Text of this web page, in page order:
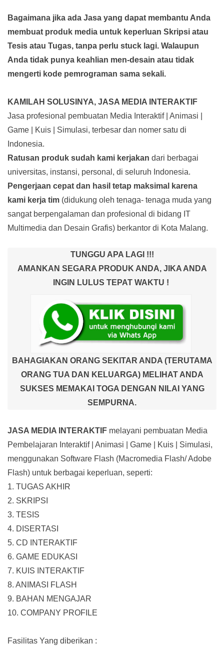
Bagaimana jika ada Jasa yang dapat membantu Anda
membuat produk media untuk keperluan Skripsi atau
Tesis atau Tugas, tanpa perlu stuck lagi. Walaupun
Anda tidak punya keahlian men-desain atau tidak
mengerti kode pemrograman sama sekali.
KAMILAH SOLUSINYA, JASA MEDIA INTERAKTIF
Jasa profesional pembuatan Media Interaktif | Animasi |
Game | Kuis | Simulasi, terbesar dan nomer satu di
Indonesia.
Ratusan produk sudah kami kerjakan dari berbagai
universitas, instansi, personal, di seluruh Indonesia.
Pengerjaan cepat dan hasil tetap maksimal karena
kami kerja tim (didukung oleh tenaga- tenaga muda yang
sangat berpengalaman dan profesional di bidang IT
Multimedia dan Desain Grafis) berkantor di Kota Malang.
TUNGGU APA LAGI !!!
AMANKAN SEGARA PRODUK ANDA, JIKA ANDA
INGIN LULUS TEPAT WAKTU !
BAHAGIAKAN ORANG SEKITAR ANDA (TERUTAMA
ORANG TUA DAN KELUARGA) MELIHAT ANDA
SUKSES MEMAKAI TOGA DENGAN NILAI YANG
SEMPURNA.
JASA MEDIA INTERAKTIF melayani pembuatan Media
Pembelajaran Interaktif| Animasi | Game | Kuis | Simulasi,
menggunakan Software Flash (Macromedia Flash/ Adobe
Flash) untuk berbagai keperluan, seperti:
1. TUGAS AKHIR
2. SKRIPSI
3. TESIS
4. DISERTASI
5. CD INTERAKTIF
6. GAME EDUKASI
7. KUIS INTERAKTIF
8. ANIMASI FLASH
9. BAHAN MENGAJAR
10. COMPANY PROFILE
Fasilitas Yang diberikan :